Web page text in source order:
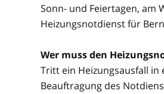
Sonn- und Feiertagen, am
Heizungsnotdienst für
Wer muss den
Tritt ein Heizungsausfall
Beauftragung des